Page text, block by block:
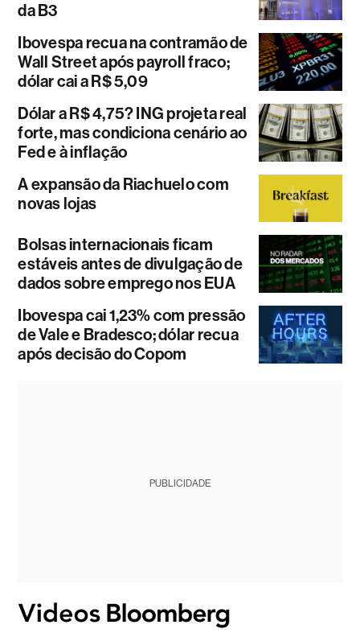
da B3
Ibovespa recua na contramão de
Wall Street após payroll fraco;
dólar cai a R$ 5,09
Dólar a R$ 4,75? ING projeta real
forte, mas condiciona cenário ao
Fed e à inflação
A expansão da Riachuelo com
novas lojas
Bolsas internacionais ficam
estáveis antes de divulgação de
dados sobre emprego nos EUA
Ibovespa cai 1,23% com pressão
de Vale e Bradesco; dólar recua
após decisão do Copom
PUBLICIDADE